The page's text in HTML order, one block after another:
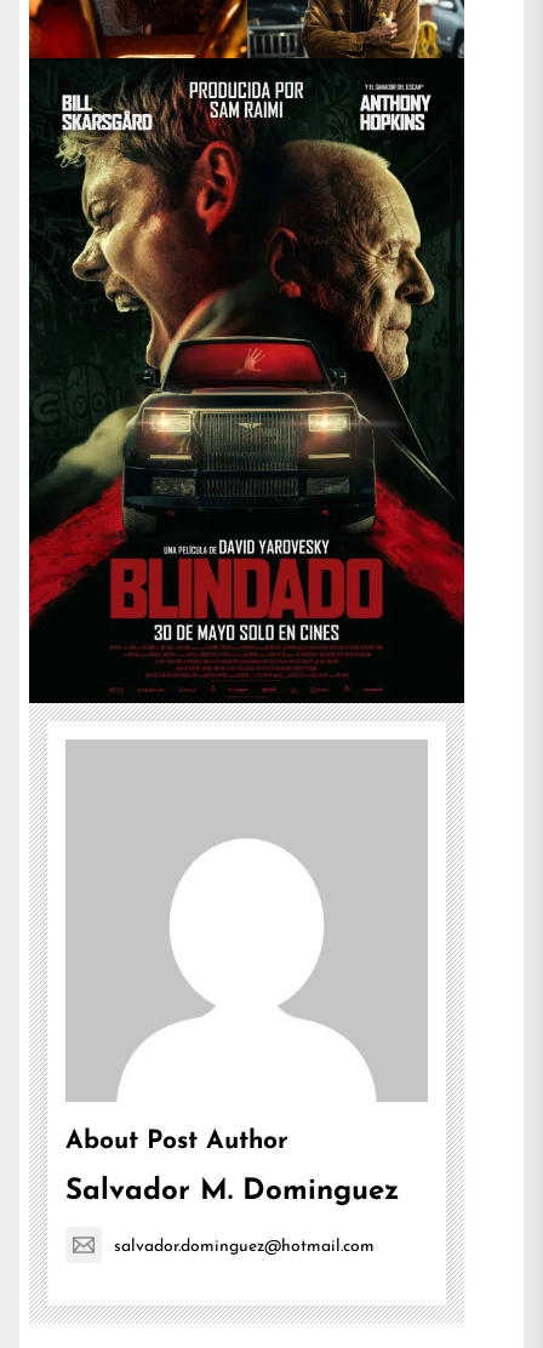
About Post Author
Salvador M. Dominguez
salvador.dominguez@hotmail.com